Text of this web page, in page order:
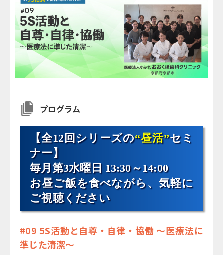
プログラム
【全12回シリーズの“昼活”セミ
ナー】
毎月第3水曜日 13:30～14:00
お昼ご飯を食べながら、気軽に
ご視聴ください
#09 5S活動と自尊・自律・協働 ～医療法に
準じた清潔～